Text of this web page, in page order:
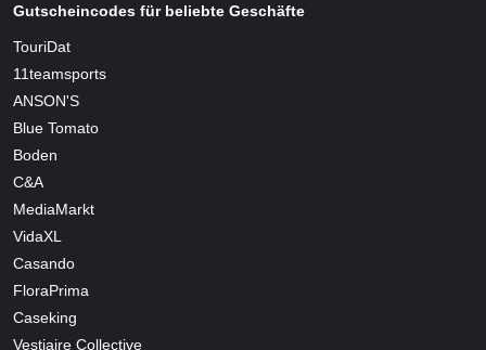
Gutscheincodes für beliebte Geschäfte
TouriDat
11teamsports
ANSON'S
Blue Tomato
Boden
C&A
MediaMarkt
VidaXL
Casando
FloraPrima
Caseking
Vestiaire Collective